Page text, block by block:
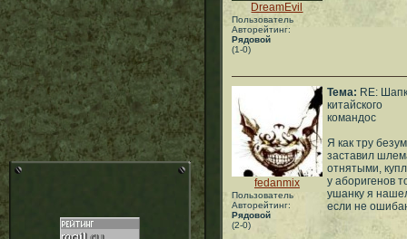
DreamEvil
Пользователь
Авторейтинг:
Рядовой
(1-0)
fedanmix
Пользователь
Авторейтинг:
Рядовой
(2-0)
Тема: RE:
китайского
командос
Я как тру
заставил
отнятыми,
у аборигенов
ушанку я
если не